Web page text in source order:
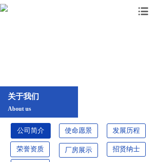
About us
关于我们
公司简介 发展历程
厂房展示
使命愿景
招贤纳士
荣誉资质